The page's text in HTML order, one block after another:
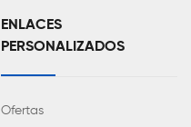
ENLACES
PERSONALIZADOS
Ofertas